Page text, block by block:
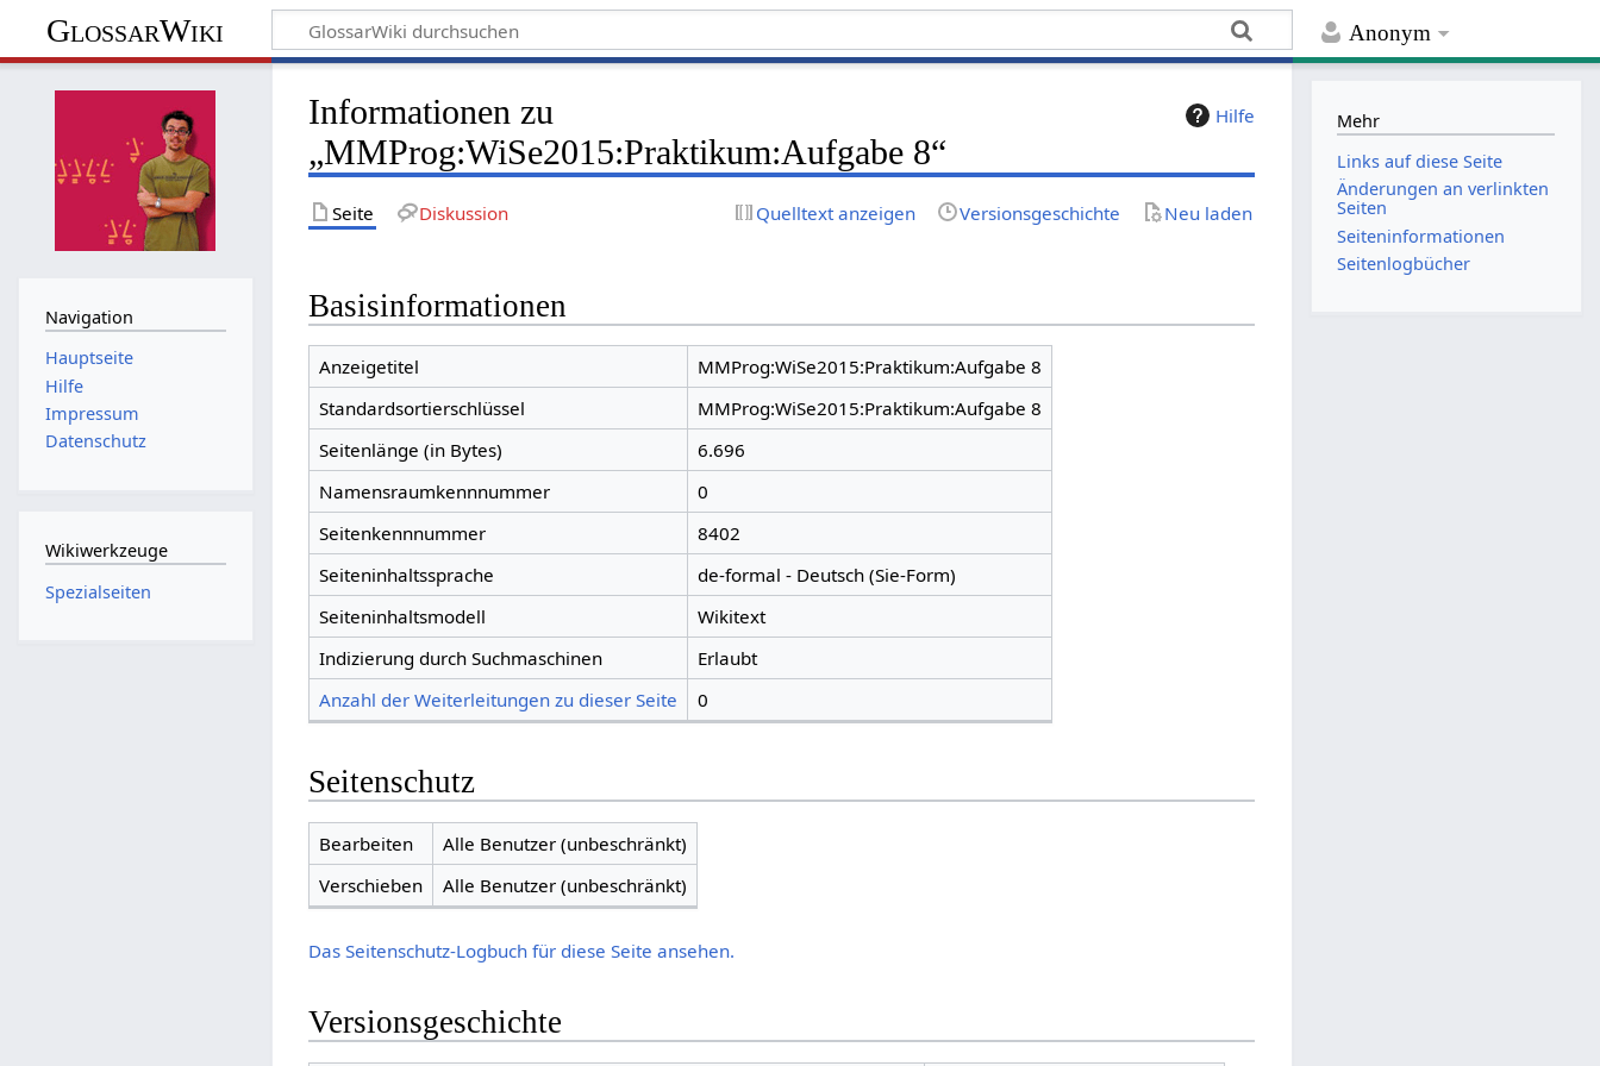
Anonym
GlossarWiki
Hilfe
Informationen zu
„MMProg:WiSe2015:Praktikum:Aufgabe 8“
Seite Diskussion Quelltext anzeigen Versionsgeschichte Neu laden
Basisinformationen
Anzeigetitel
MMProg:WiSe2015:Praktikum:Aufgabe 8
Standardsortierschlüssel
MMProg:WiSe2015:Praktikum:Aufgabe 8
Seitenlänge (in Bytes)
6.696
Namensraumkennnummer
0
Seitenkennnummer
8402
Seiteninhaltssprache
de-formal - Deutsch (Sie-Form)
Seiteninhaltsmodell
Wikitext
Indizierung durch Suchmaschinen
Erlaubt
Anzahl der Weiterleitungen zu dieser Seite
0
Seitenschutz
Bearbeiten
Alle Benutzer (unbeschränkt)
Verschieben
Alle Benutzer (unbeschränkt)
Das Seitenschutz-Logbuch für diese Seite ansehen.
Versionsgeschichte
Navigation
Hauptseite
Hilfe
Impressum
Datenschutz
Wikiwerkzeuge
Spezialseiten
Mehr
Links auf diese Seite
Änderungen an verlinkten
Seiten
Seiten­­informationen
Seitenlogbücher